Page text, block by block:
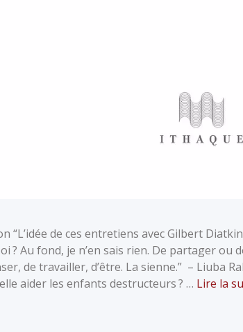
de ces entretiens avec Gilbert
? Au fond, je n’en sais rien. De partager ou
de travailler, d’être. La sienne.” – Liuba
aider les en­fants destructeurs ? … Lire la